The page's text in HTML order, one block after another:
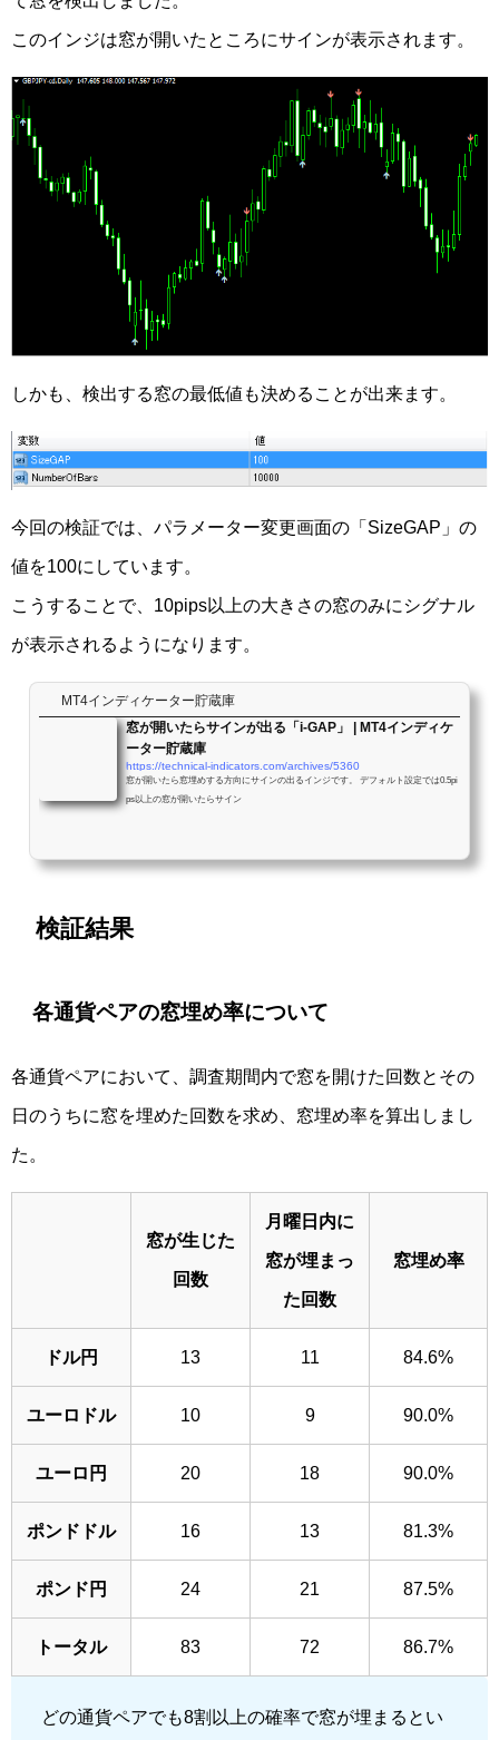
このインジは窓が開いたところにサインが表示されます。
しかも、検出する窓の最低値も決めることが出来ます。
今回の検証では、パラメーター変更画面の「SizeGAP」の
値を100にしています。
こうすることで、10pips以上の大きさの窓のみにシグナル
が表示されるようになります。
MT4インディケーター貯蔵庫
窓が開いたらサインが出る「i-GAP」 | MT4インディケ
ーター貯蔵庫
https://technical-indicators.com/archives/5360
窓が開いたら窓埋めする方向にサインの出るインジです。 デフォルト設定では0.5pi
ps以上の窓が開いたらサイン
検証結果
各通貨ペアの窓埋め率について
各通貨ペアにおいて、調査期間内で窓を開けた回数とその
日のうちに窓を埋めた回数を求め、窓埋め率を算出しまし
た。
窓が生じた
回数
月曜日内に
窓が埋まっ
た回数
窓埋め率
ドル円 13 11 84.6%
ユーロドル 10 9 90.0%
ユーロ円 20 18 90.0%
ポンドドル 16 13 81.3%
ポンド円 24 21 87.5%
トータル 83 72 86.7%
どの通貨ペアでも8割以上の確率で窓が埋まるとい